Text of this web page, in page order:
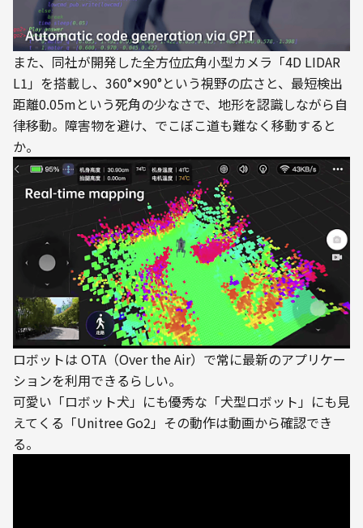
また、同社が開発した全方位広角小型カメラ「4D LIDAR
L1」を搭載し、360°✕90°という視野の広さと、最短検出
距離0.05mという死角の少なさで、地形を認識しながら自
律移動。障害物を避け、でこぼこ道も難なく移動すると
か。
ロボットは OTA（Over the Air）で常に最新のアプリケー
ションを利用できるらしい。
可愛い「ロボット犬」にも優秀な「犬型ロボット」にも見
えてくる「Unitree Go2」その動作は動画から確認でき
る。